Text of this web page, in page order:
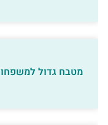
מטבח גדול